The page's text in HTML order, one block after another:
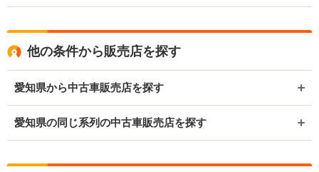
他の条件から販売店を探す
愛知県から中古車販売店を探す
愛知県の同じ系列の中古車販売店を探す